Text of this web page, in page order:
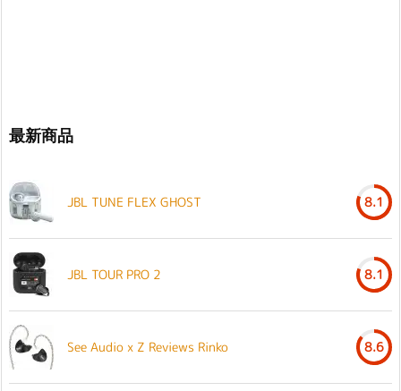
最新商品
JBL TUNE FLEX GHOST 8.1
JBL TOUR PRO 2 8.1
See Audio x Z Reviews Rinko 8.6